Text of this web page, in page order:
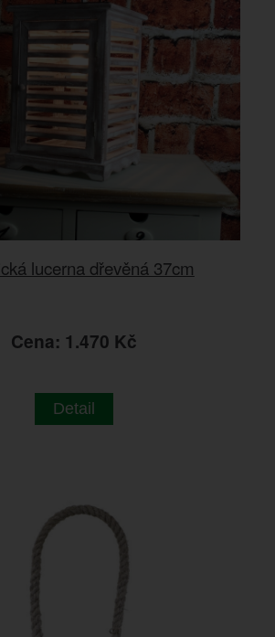
lucerna dřevěná 37cm
Cena: 1.470 Kč
Detail